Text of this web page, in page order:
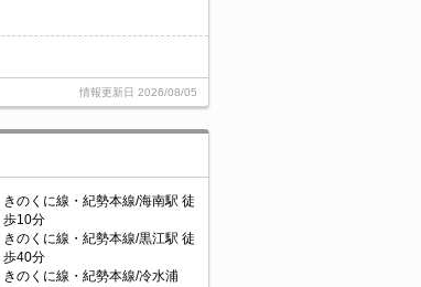
情報更新日 2026/08/05
きのくに線・紀勢本線/海南駅 徒
歩10分
きのくに線・紀勢本線/黒江駅 徒
歩40分
きのくに線・紀勢本線/冷水浦